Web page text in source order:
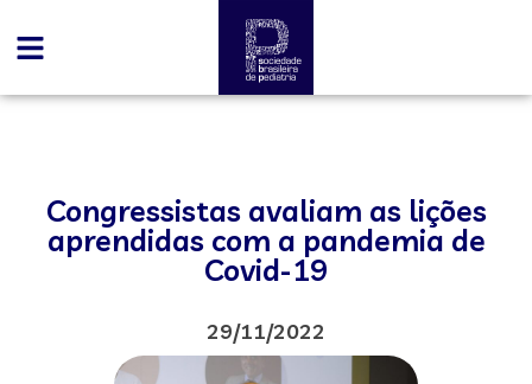
Congressistas avaliam as lições
aprendidas com a pandemia de
Covid-19
29/11/2022